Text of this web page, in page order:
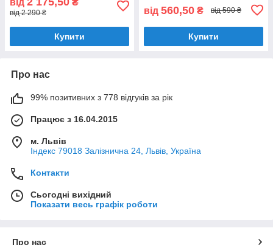
від 2 290 ₴
Купити
від 560,50 ₴ від 590 ₴
Купити
Про нас
99% позитивних з 778 відгуків за рік
Працює з 16.04.2015
м. Львів
Індекс 79018 Залізнична 24, Львів, Україна
Контакти
Сьогодні вихідний
Показати весь графік роботи
Про нас